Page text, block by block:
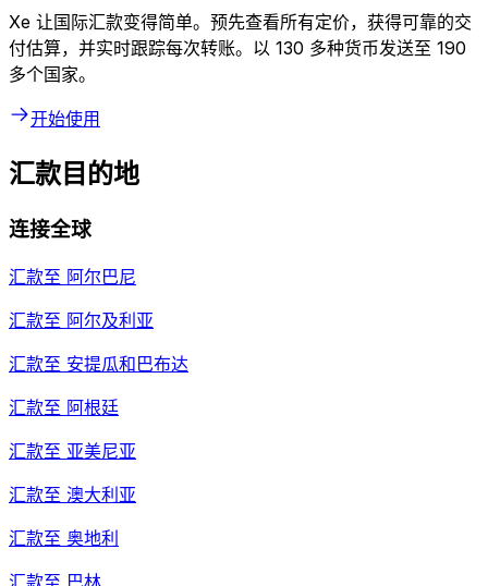
Xe 让国际汇款变得简单。预先查看所有定价，获得可靠的交
付估算，并实时跟踪每次转账。以 130 多种货币发送至 190
多个国家。
开始使用
汇款目的地
连接全球
汇款至 阿尔巴尼
汇款至 阿尔及利亚
汇款至 安提瓜和巴布达
汇款至 阿根廷
汇款至 亚美尼亚
汇款至 澳大利亚
汇款至 奥地利
汇款至 巴林